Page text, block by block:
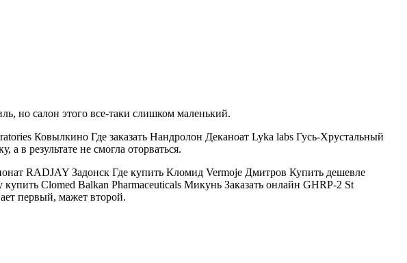
но салон этого все-таки слишком маленький.
Ковылкино Где заказать Нандролон Деканоат Lyka labs Гусь-Хрустальный
в результате не смогла оторваться.
RADJAY Задонск Где купить Кломид Vermoje Дмитров Купить дешевле
Clomed Balkan Pharmaceuticals Микунь Заказать онлайн GHRP-2 St
первый, мажет второй.